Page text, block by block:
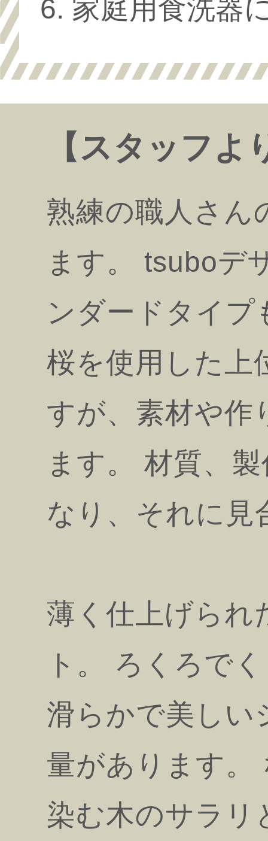
家庭用食洗器
【スタッフよ
熟練の職人さん
ます。 tsuboデ
ンダードタイ
桜を使用した上
すが、素材や作
ます。 材質、
なり、それに見
薄く仕上げられ
ト。 ろくろで
滑らかで美しい
量があります。
染む木のサラリ